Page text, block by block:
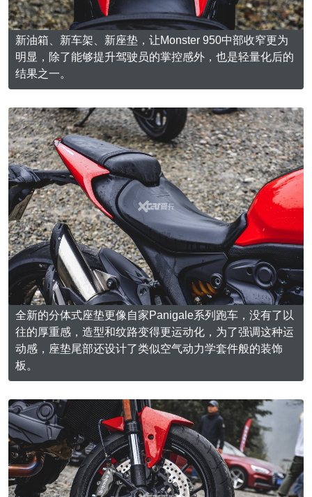
新油箱、新车架、新座垫，让Monster 950中部收窄更为
明显，除了能够提升驾驶员的掌控感外，也是轻量化后的
结果之一。
全新的分体式座垫更像自家Panigale系列跑车，没有了以
往的厚重感，造型和纹路变得更运动化，为了强调这种运
动感，座垫尾部还设计了类似空气动力学套件般的装饰
板。